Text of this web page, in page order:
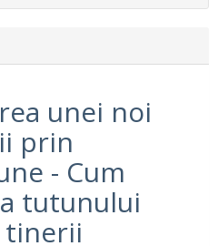
unei noi
prin
- Cum
tutunului